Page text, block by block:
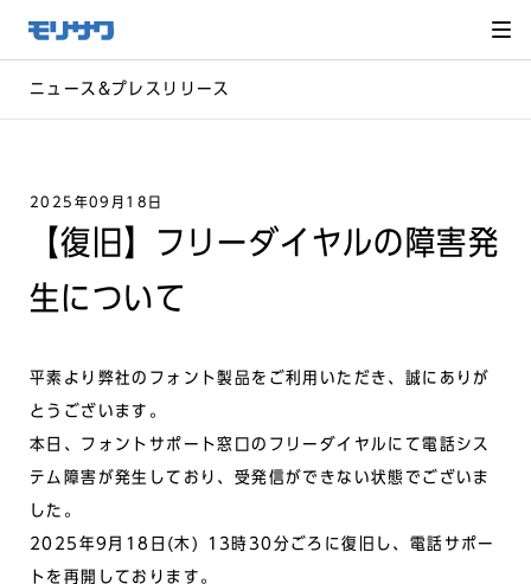
メ
ニュー
飛ばし
へ移動
ニュース&プレスリリース
2025年09月18日
【復旧】フリーダイヤルの障害発
生について
平素より弊社のフォント製品をご利用いただき、誠にありが
とうございます。
本日、フォントサポート窓口のフリーダイヤルにて電話シス
テム障害が発生しており、受発信ができない状態でございま
した。
2025年9月18日(木) 13時30分ごろに復旧し、電話サポー
トを再開しております。